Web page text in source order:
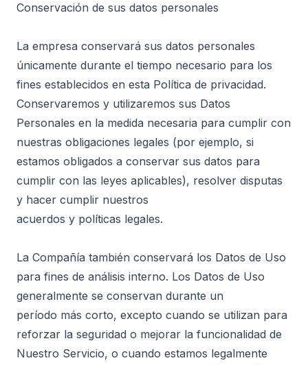
Conservación de sus datos personales
La empresa conservará sus datos personales
únicamente durante el tiempo necesario para los
fines establecidos en esta Política de privacidad.
Conservaremos y utilizaremos sus Datos
Personales en la medida necesaria para cumplir con
nuestras obligaciones legales (por ejemplo, si
estamos obligados a conservar sus datos para
cumplir con las leyes aplicables), resolver disputas
y hacer cumplir nuestros
acuerdos y políticas legales.
La Compañía también conservará los Datos de Uso
para fines de análisis interno. Los Datos de Uso
generalmente se conservan durante un
período más corto, excepto cuando se utilizan para
reforzar la seguridad o mejorar la funcionalidad de
Nuestro Servicio, o cuando estamos legalmente